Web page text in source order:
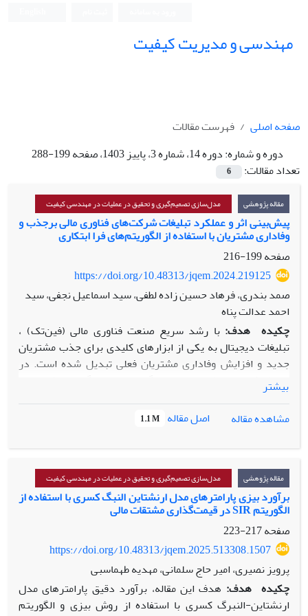
مهندسی و مدیریت کیفیت
صفحه اصلی
فهرست مقالات
دوره و شماره:دوره 14، شماره 3، پاییز 1403، صفحه 199-288
تعداد مقالات:
6
مقاله پژوهشی مدل‌سازی تصمیم‌گیری و تحقیق در عملیات در مهندسی کیفیت
پیش‌بینی اثر و عملکرد تبلیغات شرکت‌های فناوری مالی برجذب و
وفاداری مشتریان با استفاده از الگوریتم‌های فرا ابتکاری
صفحه199-216
https://doi.org/10.48313/jqem.2024.219125
صمد بندری، فرهاد حسین زاده لطفی، سید اسماعیل نجفی، سید
احمد عدالت پناه
چکیده هدف: با رشد سریع صنعت فناوری مالی (فین‌تک) ،
تبلیغات دیجیتال به یکی از ابزارهای کلیدی برای جذب مشتریان
جدید و افزایش وفاداری مشتریان فعلی تبدیل شده است. در
محیطی که عدم اطمینان و پیچیدگی‌های تصمیم‌گیری نقش مهمی
ایفا می‌کند، استفاده از الگوریتم‌های فرا‌ ابتکاری می‌تواند به
بهینه‌سازی تبلیغات دیجیتال کمک کند.
این پژوهش با ارائه یک مدل سه‌سطحی در
محیط فازی شهودی و بهره‌گیری از بازی استکلبرگ، تاثیر تبلیغات بر
مطالعه، فرآیند تبلیغات شرکت‌های فین‌تک به‌عنوان یک
تصمیم‌گیری سه‌سطحی شامل جذب مشتریان، عملکرد تبلیغات و
وفاداری مشتریان مدل‌سازی شده است. برای حل این مدل، از
الگوریتم‌های ژنتیک و بهینه‌سازی ازدحام ذرات به‌منظور
بهینه‌سازی استراتژی‌های تبلیغاتی استفاده شده است.
یافته‌ها
نتایج نشان داد که مدل پیشنهادی توانسته است با دقت
بالایی میزان وفاداری مشتریان را پیش‌بینی کند و الگوریتم‌های
فراابتکاری در بهینه‌سازی پارامترهای تبلیغاتی نقش مؤثری دارند.
تحلیل نتایج نشان داد که نرخ تبدیل و میزان خرید مهم‌ترین
بیشتر
مشاهده مقاله
اصل مقاله 1.1 M
مقاله پژوهشی مدل‌سازی تصمیم‌گیری و تحقیق در عملیات در مهندسی کیفیت
برآورد بیزی پارامترهای مدل ارنشتاین النبگ کسری با استفاده از
الگوریتم SIR در قیمت‌گذاری مشتقات مالی
صفحه217-223
https://doi.org/10.48313/jqem.2025.513308.1507
پرویز نصیری، امیر حاج سلمانی، مهدیه طهماسبی
چکیده هدف: هدف این مقاله، برآورد دقیق پارامترهای مدل
ارنشتاین-النبرگ کسری با استفاده از روش بیزی و الگوریتم